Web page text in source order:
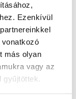
Ezenkívül
más olyan
vagy az
gyűjtöttek.